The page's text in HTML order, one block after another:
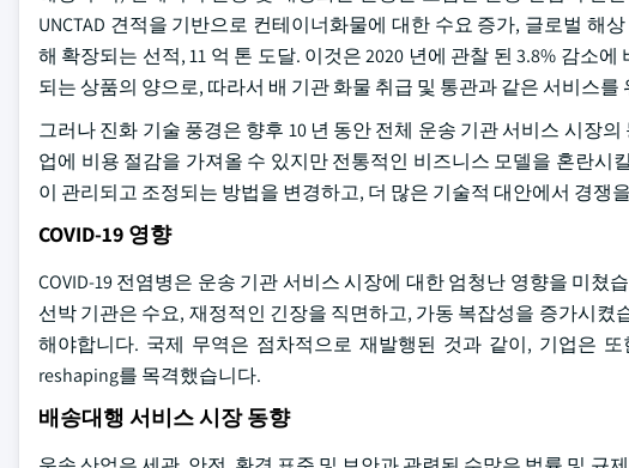
UNCTAD 견적을 기반으로 컨테이너화물에 대한 수요 증가, 글로벌 해
해 확장되는 선적, 11 억 톤 도달. 이것은 2020 년에 관찰 된 3.8% 감소
되는 상품의 양으로, 따라서 배 기관 화물 취급 및 통관과 같은 서비스를
그러나 진화 기술 풍경은 향후 10 년 동안 전체 운송 기관 서비스 시장
업에 비용 절감을 가져올 수 있지만 전통적인 비즈니스 모델을 혼란
이 관리되고 조정되는 방법을 변경하고, 더 많은 기술적 대안에서 경
COVID-19 영향
COVID-19 전염병은 운송 기관 서비스 시장에 대한 엄청난 영향을 미
선박 기관은 수요, 재정적인 긴장을 직면하고, 가동 복잡성을 증가시
해야합니다. 국제 무역은 점차적으로 재발행된 것과 같이, 기업은
reshaping를 목격했습니다.
배송대행 서비스 시장 동향